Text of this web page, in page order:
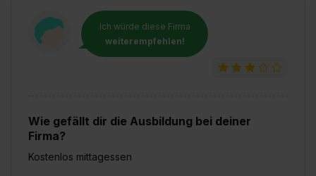
Ich würde diese Firma
weiterempfehlen!
Wie gefällt dir die Ausbildung bei deiner
Firma?
Kostenlos mittagessen